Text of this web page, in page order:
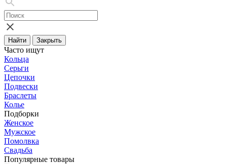
Найти Закрыть
Часто ищут
Кольца
Серьги
Цепочки
Подвески
Браслеты
Колье
Подборки
Женское
Мужское
Помолвка
Свадьба
Популярные товары